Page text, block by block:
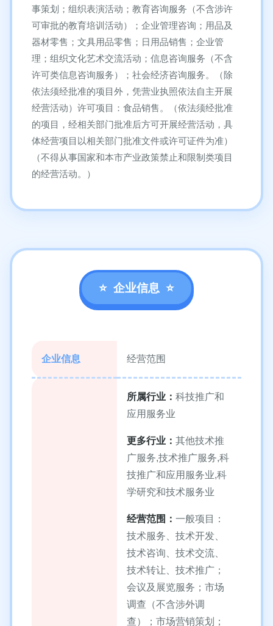
事策划；组织表演活动；教育咨询服务（不含涉许
可审批的教育培训活动）；企业管理咨询；用品及
器材零售；文具用品零售；日用品销售；企业管
理；组织文化艺术交流活动；信息咨询服务（不含
许可类信息咨询服务）；社会经济咨询服务。（除
依法须经批准的项目外，凭营业执照依法自主开展
经营活动）许可项目：食品销售。（依法须经批准
的项目，经相关部门批准后方可开展经营活动，具
体经营项目以相关部门批准文件或许可证件为准）
（不得从事国家和本市产业政策禁止和限制类项目
的经营活动。）
企业信息
企业信息 经营范围
所属行业： 科技推广和
应用服务业
更多行业： 其他技术推
广服务,技术推广服务,科
技推广和应用服务业,科
学研究和技术服务业
经营范围： 一般项目：
技术服务、技术开发、
技术咨询、技术交流、
技术转让、技术推广；
会议及展览服务；市场
调查（不含涉外调
查）；市场营销策划；